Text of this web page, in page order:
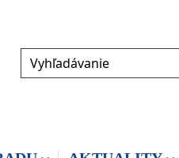
Vyhľadávanie